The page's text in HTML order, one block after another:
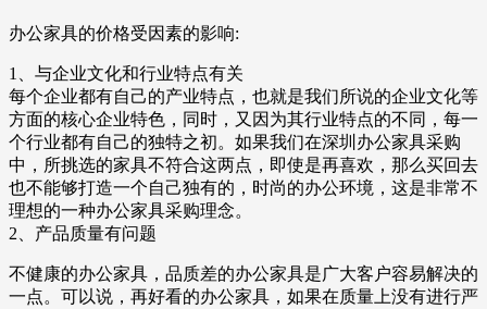
办公家具的价格受因素的影响:
1、与企业文化和行业特点有关
每个企业都有自己的产业特点，也就是我们所说的企业文化等
方面的核心企业特色，同时，又因为其行业特点的不同，每一
个行业都有自己的独特之初。如果我们在深圳办公家具采购
中，所挑选的家具不符合这两点，即使是再喜欢，那么买回去
也不能够打造一个自己独有的，时尚的办公环境，这是非常不
理想的一种办公家具采购理念。
2、产品质量有问题
不健康的办公家具，品质差的办公家具是广大客户容易解决的
一点。可以说，再好看的办公家具，如果在质量上没有进行严